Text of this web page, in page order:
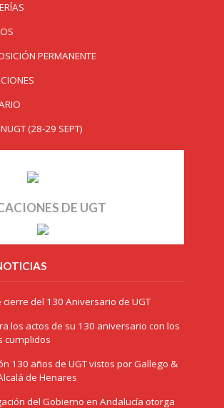
PERMANENTE
(28-29 SEPT)
DE UGT
cierre del 130 Aniversario de UGT
los actos de su 130 aniversario con los
cumplidos
130 años de UGT vistos por Gallego &
de Henares
del Gobierno en Andalucía otorga